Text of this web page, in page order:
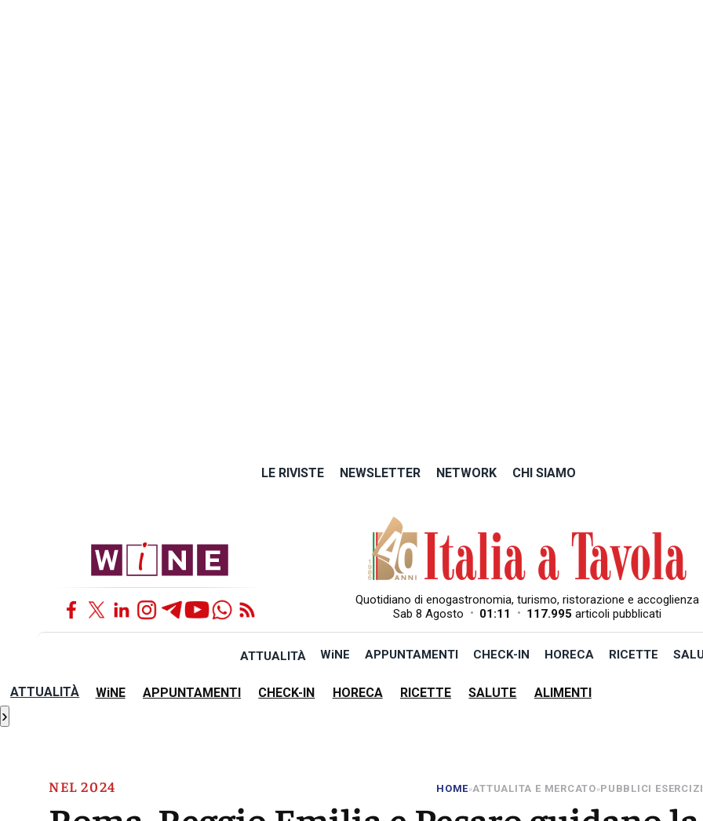
LE RIVISTE NEWSLETTER NETWORK CHI SIAMO
Quotidiano di enogastronomia, turismo, ristorazione e accoglienza
Sab 8 Agosto • 01:11 • 117.995 articoli pubblicati
ATTUALITÀ WiNE APPUNTAMENTI CHECK-IN HORECA RICETTE
ATTUALITÀ WiNE APPUNTAMENTI CHECK-IN HORECA RICETTE SALUTE ALIMENTI
›
NEL 2024 HOME»ATTUALITA E MERCATO»PUBBLICI